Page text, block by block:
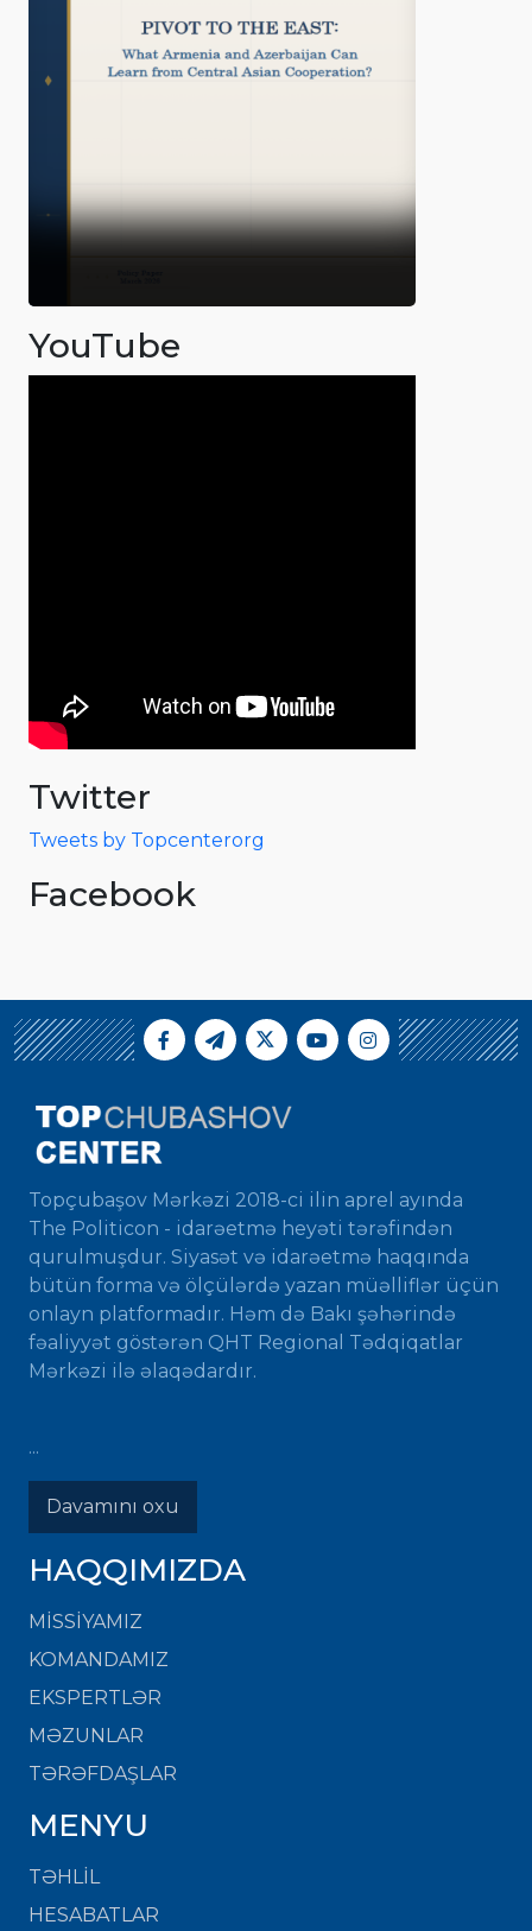
YouTube
Twitter
Tweets by Topcenterorg
Facebook
Topçubaşov Mərkəzi 2018-ci ilin aprel ayında
The Politicon - idarəetmə heyəti tərəfindən
qurulmuşdur. Siyasət və idarəetmə haqqında
bütün forma və ölçülərdə yazan müəlliflər üçün
onlayn platformadır. Həm də Bakı şəhərində
fəaliyyət göstərən QHT Regional Tədqiqatlar
Mərkəzi ilə əlaqədardır.
...
Davamını oxu
HAQQIMIZDA
MISSIYAMIZ
KOMANDAMIZ
EKSPERTLƏR
MƏZUNLAR
TƏRƏFDAŞLAR
MENYU
TƏHLİL
HESABATLAR